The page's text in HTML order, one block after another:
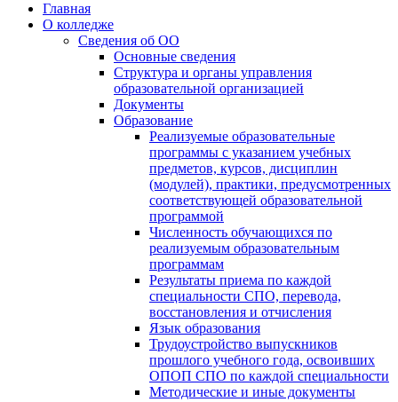
Главная
О колледже
Сведения об ОО
Основные сведения
Структура и органы управления
образовательной организацией
Документы
Образование
Реализуемые образовательные
программы с указанием учебных
предметов, курсов, дисциплин
(модулей), практики, предусмотренных
соответствующей образовательной
программой
Численность обучающихся по
реализуемым образовательным
программам
Результаты приема по каждой
специальности СПО, перевода,
восстановления и отчисления
Язык образования
Трудоустройство выпускников
прошлого учебного года, освоивших
ОПОП СПО по каждой специальности
Методические и иные документы